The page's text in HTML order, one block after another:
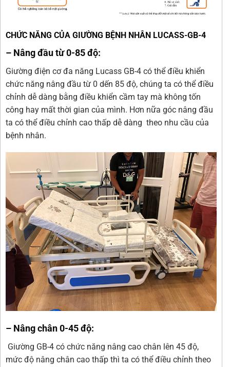
CHỨC NĂNG CỦA GIƯỜNG BỆNH NHÂN LUCASS-GB-4
– Nâng đầu từ 0-85 độ:
Giường điện cơ đa năng Lucass GB-4 có thể điều khiển
chức năng nâng đầu từ 0 dến 85 độ, chúng ta có thể điều
chỉnh dễ dàng bằng điều khiển cầm tay mà không tốn
công hay mất thời gian của mình. Hơn nữa góc nâng đầu
ta có thể điều chỉnh cao thấp dễ dàng theo nhu cầu của
bệnh nhân.
– Nâng chân 0-45 độ:
Giường GB-4 có chức năng nâng cao chân lên 45 độ,
mức độ nâng chân cao thấp thì ta có thể điều chỉnh theo